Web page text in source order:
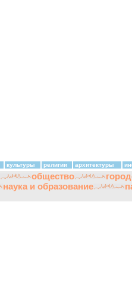
культуры религии архитектуры
общество
наука и образование